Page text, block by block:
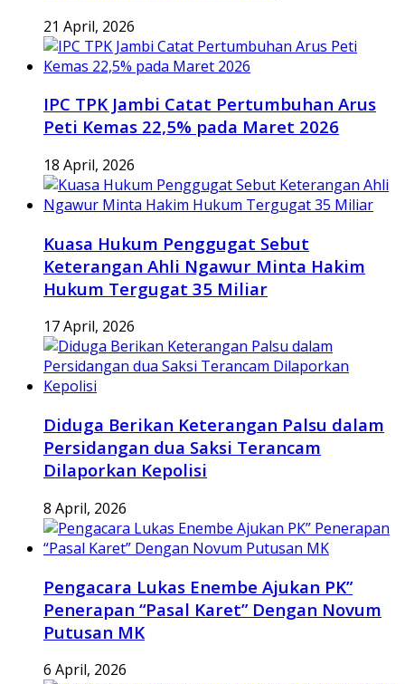
21 April, 2026
IPC TPK Jambi Catat Pertumbuhan Arus
Peti Kemas 22,5% pada Maret 2026
18 April, 2026
Kuasa Hukum Penggugat Sebut
Keterangan Ahli Ngawur Minta Hakim
Hukum Tergugat 35 Miliar
17 April, 2026
Diduga Berikan Keterangan Palsu dalam
Persidangan dua Saksi Terancam
Dilaporkan Kepolisi
8 April, 2026
Pengacara Lukas Enembe Ajukan PK”
Penerapan “Pasal Karet” Dengan Novum
Putusan MK
6 April, 2026